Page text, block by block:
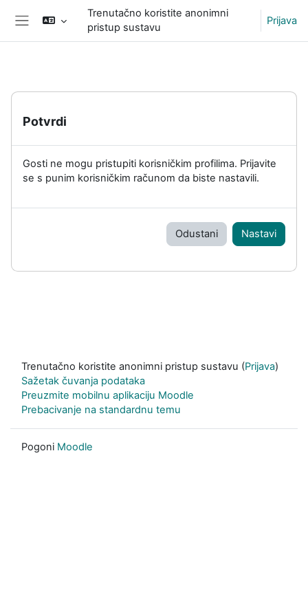
Preskoči na sadržaj
Trenutačno koristite anonimni
pristup sustavu
Prijava
Potvrdi
Gosti ne mogu pristupiti korisničkim profilima. Prijavite
se s punim korisničkim računom da biste nastavili.
Odustani Nastavi
Trenutačno koristite anonimni pristup sustavu (Prijava)
Sažetak čuvanja podataka
Preuzmite mobilnu aplikaciju Moodle
Prebacivanje na standardnu temu
Pogoni Moodle